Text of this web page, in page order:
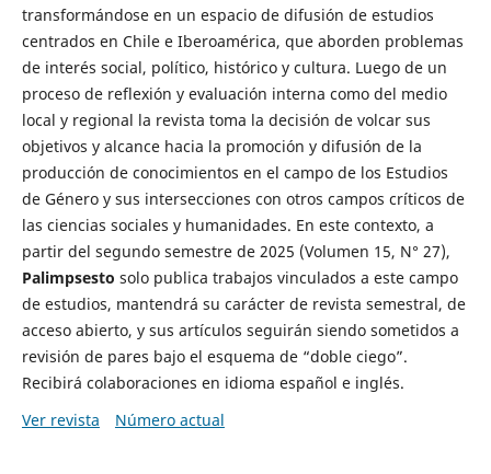
transformándose en un espacio de difusión de estudios
centrados en Chile e Iberoamérica, que aborden problemas
de interés social, político, histórico y cultura. Luego de un
proceso de reflexión y evaluación interna como del medio
local y regional la revista toma la decisión de volcar sus
objetivos y alcance hacia la promoción y difusión de la
producción de conocimientos en el campo de los Estudios
de Género y sus intersecciones con otros campos críticos de
las ciencias sociales y humanidades. En este contexto, a
partir del segundo semestre de 2025 (Volumen 15, N° 27),
Palimpsesto solo publica trabajos vinculados a este campo
de estudios, mantendrá su carácter de revista semestral, de
acceso abierto, y sus artículos seguirán siendo sometidos a
revisión de pares bajo el esquema de “doble ciego”.
Recibirá colaboraciones en idioma español e inglés.
Ver revista
Número actual